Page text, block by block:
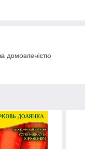
домовленістю